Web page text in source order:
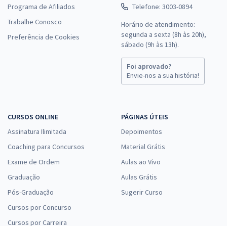
Programa de Afiliados
Trabalhe Conosco
Preferência de Cookies
Telefone: 3003-0894
Horário de atendimento:
segunda a sexta (8h às 20h),
sábado (9h às 13h).
Foi aprovado?
Envie-nos a sua história!
CURSOS ONLINE
Assinatura Ilimitada
Coaching para Concursos
Exame de Ordem
Graduação
Pós-Graduação
Cursos por Concurso
Cursos por Carreira
PÁGINAS ÚTEIS
Depoimentos
Material Grátis
Aulas ao Vivo
Aulas Grátis
Sugerir Curso